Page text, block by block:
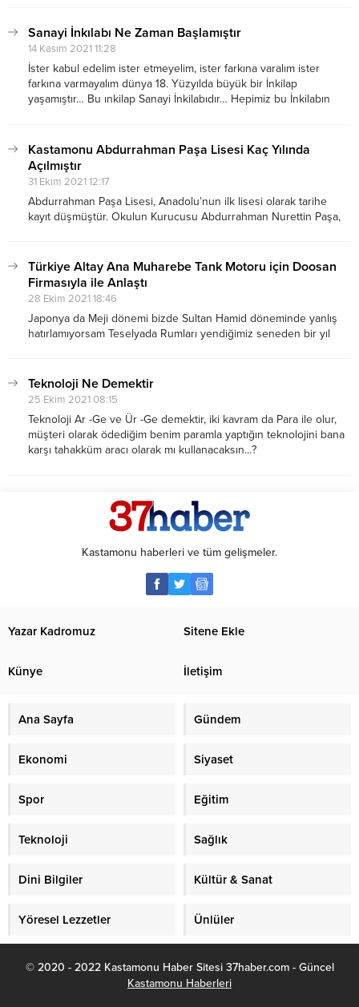
Sanayi İnkılabı Ne Zaman Başlamıştır
14 Kasım 2021 11:28
İster kabul edelim ister etmeyelim, ister farkına varalım ister
farkına varmayalım dünya 18. Yüzyılda büyük bir İnkilap
yaşamıştır… Bu ınkilap Sanayi İnkilabıdır… Hepimiz bu İnkilabın
içinde...
Kastamonu Abdurrahman Paşa Lisesi Kaç Yılında
Açılmıştır
31 Ekim 2021 12:17
Abdurrahman Paşa Lisesi, Anadolu’nun ilk lisesi olarak tarihe
kayıt düşmüştür. Okulun Kurucusu Abdurrahman Nurettin Paşa,
Lisesi o eserlerden en önemlisidir.
Türkiye Altay Ana Muharebe Tank Motoru için Doosan
Firmasıyla ile Anlaştı
28 Ekim 2021 18:46
Japonya da Meji dönemi bizde Sultan Hamid döneminde yanlış
hatırlamıyorsam Teselyada Rumları yendiğimiz seneden bir yıl
Teknoloji Ne Demektir
25 Ekim 2021 08:15
Teknoloji Ar -Ge ve Ür -Ge demektir, iki kavram da Para ile olur,
müşteri olarak ödediğim benim paramla yaptığın teknolojini bana
karşı tahakküm aracı olarak mı kullanacaksın...?
Kastamonu haberleri ve tüm gelişmeler.
Yazar Kadromuz Sitene Ekle
Künye İletişim
Ana Sayfa Gündem
Ekonomi Siyaset
Spor Eğitim
Teknoloji Sağlık
Dini Bilgiler Kültür & Sanat
Yöresel Lezzetler Ünlüler
© 2020 - 2022 Kastamonu Haber Sitesi 37haber.com - Güncel
Kastamonu Haberleri